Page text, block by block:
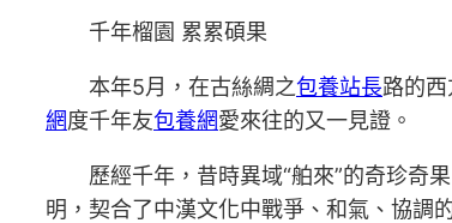
千年榴園 累累碩果
本年5月，在古絲綢之包養站長路的
網度千年友包養網愛來往的又一見證。
歷經千年，昔時異域“舶來”的奇珍奇
明，契合了中漢文化中戰爭、和氣、協調